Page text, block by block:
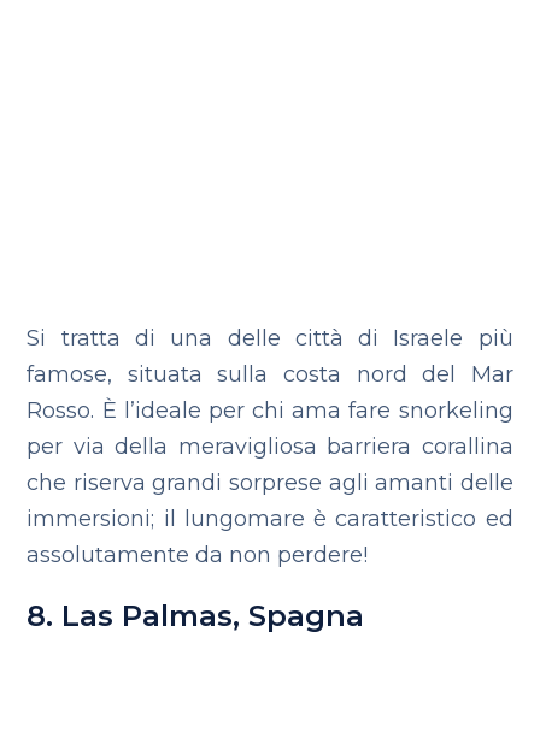
Si tratta di una delle città di Israele più
famose, situata sulla costa nord del Mar
Rosso. È l’ideale per chi ama fare snorkeling
per via della meravigliosa barriera corallina
che riserva grandi sorprese agli amanti delle
immersioni; il lungomare è caratteristico ed
assolutamente da non perdere!
8. Las Palmas, Spagna